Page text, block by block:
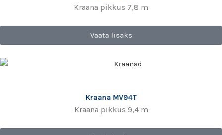
Kraana pikkus 7,8 m
Vaata lisaks
Kraana MV94T
Kraana pikkus 9,4 m